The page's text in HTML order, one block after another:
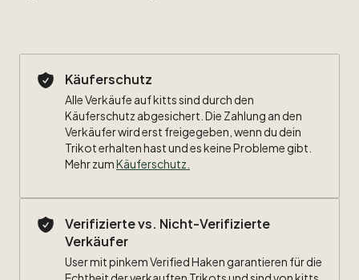
Käuferschutz
Alle Verkäufe auf kitts sind durch den
Käuferschutz abgesichert. Die Zahlung an den
Verkäufer wird erst freigegeben, wenn du dein
Trikot erhalten hast und es keine Probleme gibt.
Mehr zumKäuferschutz
Verifizierte vs. Nicht-Verifizierte
Verkäufer
User mit pinkem Verified Haken garantieren für die